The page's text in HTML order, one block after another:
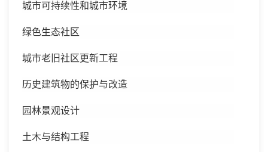
城市可持续性和城市环境
绿色生态社区
城市老旧社区更新工程
历史建筑物的保护与改造
园林景观设计
土木与结构工程